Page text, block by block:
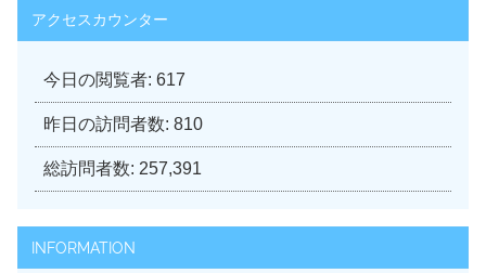
アクセスカウンター
今日の閲覧者: 617
昨日の訪問者数: 810
総訪問者数: 257,391
INFORMATION